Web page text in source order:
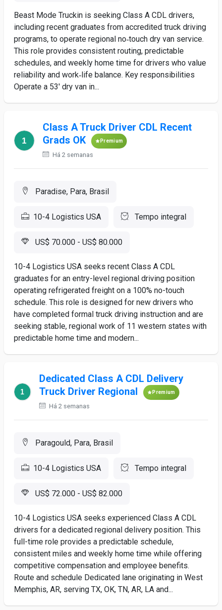
Beast Mode Truckin is seeking Class A CDL drivers,
including recent graduates from accredited truck driving
programs, to operate regional no‑touch dry van service.
This role provides consistent routing, predictable
schedules, and weekly home time for drivers who value
reliability and work‑life balance. Key responsibilities
Operate a 53' dry van in...
Class A Truck Driver CDL Recent
Grads OK
Premium
Há 2 semanas
Paradise, Para, Brasil
10-4 Logistics USA Tempo integral
US$ 70.000 - US$ 80.000
10-4 Logistics USA seeks recent Class A CDL
graduates for an entry-level regional driving position
operating refrigerated freight on a 100% no-touch
schedule. This role is designed for new drivers who
have completed formal truck driving instruction and are
seeking stable, regional work of 11 western states with
predictable home time and modern...
Dedicated Class A CDL Delivery
Truck Driver Regional
Premium
Há 2 semanas
Paragould, Para, Brasil
10-4 Logistics USA Tempo integral
US$ 72.000 - US$ 82.000
10-4 Logistics USA seeks experienced Class A CDL
drivers for a dedicated regional delivery position. This
full-time role provides a predictable schedule,
consistent miles and weekly home time while offering
competitive compensation and employee benefits.
Route and schedule Dedicated lane originating in West
Memphis, AR, serving TX, OK, TN, AR, LA and...